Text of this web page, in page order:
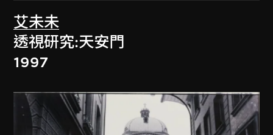
艾未未
透視研究:天安門
1997